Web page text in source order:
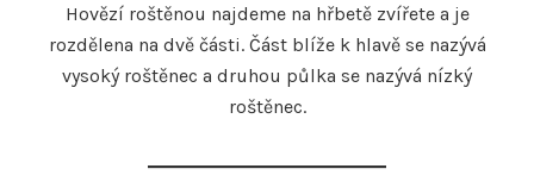
Hovězí roštěnou najdeme na hřbetě zvířete a je
rozdělena na dvě části. Část blíže k hlavě se nazývá
vysoký roštěnec a druhou půlka se nazývá nízký
roštěnec.